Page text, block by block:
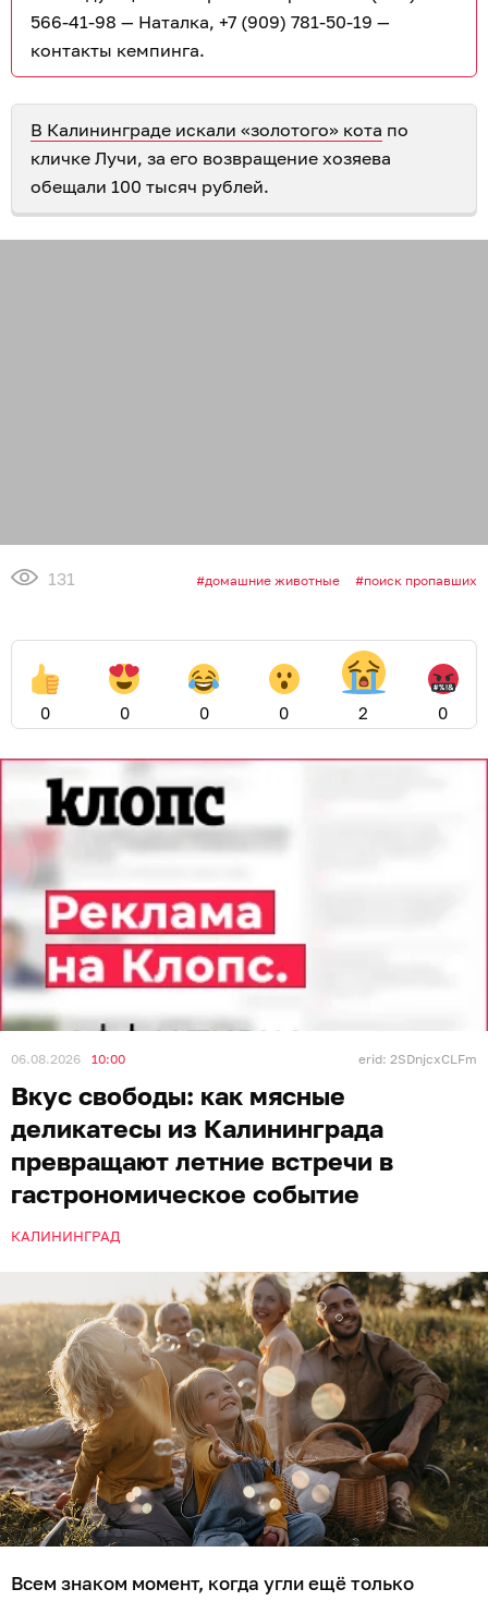
566-41-98 — Наталка, +7 (909) 781-50-19 —
контакты кемпинга.
В Калининграде искали «золотого» кота по
кличке Лучи, за его возвращение хозяева
обещали 100 тысяч рублей.
131 домашние животные поиск пропавших
0 0 0 0 2 0
06.08.2026 10:00 erid: 2SDnjcxCLFm
Вкус свободы: как мясные
деликатесы из Калининграда
превращают летние встречи в
гастрономическое событие
КАЛИНИНГРАД
Всем знаком момент, когда угли ещё только